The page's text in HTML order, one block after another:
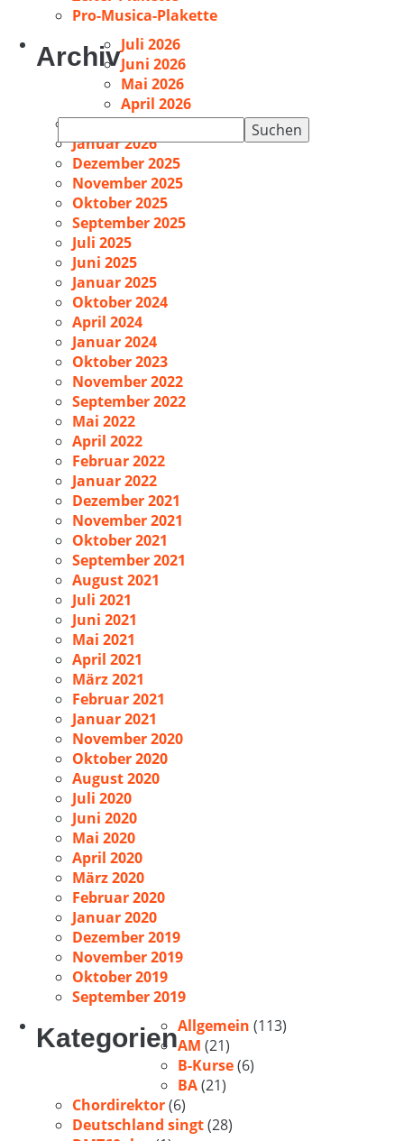
Suchen
nach:
Pro-Musica-Plakette
ArchivJuli 2026
Juni 2026
Mai 2026
April 2026
Februar 2026
Januar 2026
Dezember 2025
November 2025
Oktober 2025
September 2025
Juli 2025
Juni 2025
Januar 2025
Oktober 2024
April 2024
Januar 2024
Oktober 2023
November 2022
September 2022
Mai 2022
April 2022
Februar 2022
Januar 2022
Dezember 2021
November 2021
Oktober 2021
September 2021
August 2021
Juli 2021
Juni 2021
Mai 2021
April 2021
März 2021
Februar 2021
Januar 2021
November 2020
Oktober 2020
August 2020
Juli 2020
Juni 2020
Mai 2020
April 2020
März 2020
Februar 2020
Januar 2020
Dezember 2019
November 2019
Oktober 2019
September 2019
KategorienAllgemein (113)
AM (21)
B-Kurse(6)
BA(21)
Chordirektor(6)
Deutschland singt(28)